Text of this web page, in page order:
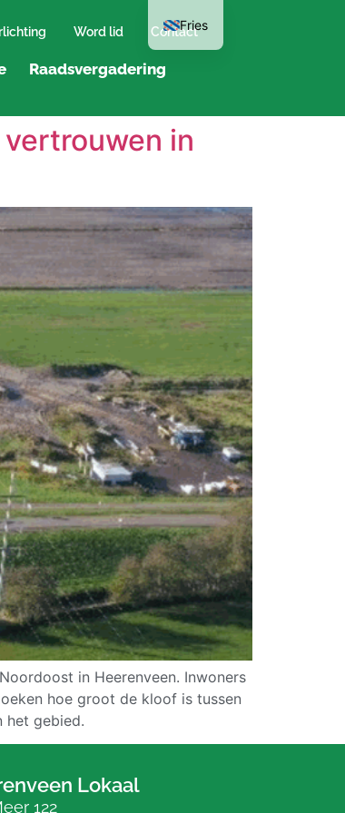
Word lid Contact
Raadsvergadering
in
in Heerenveen. Inwoners
hoe groot de kloof is tussen
het gebied.
Lokaal
122
Fries